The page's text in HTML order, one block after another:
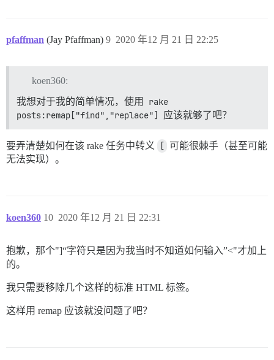
pfaffman (Jay Pfaffman) 2020 年12 月 21 日 22:25
9
koen360:
我想对于我的简单情况，使用
rake
posts:remap["find","replace"]
应该就够了吧？
要弄清楚如何在该 rake 任务中转义 [ 可能很棘手（甚至可能
无法实现）。
koen360 2020 年12 月 21 日 22:31
10
抱歉，那个"]“字符只是因为我当时不知道如何输入”<"才加上
的。
我只需要移除几个这样的标准 HTML 标签。
这样用 remap 应该就没问题了吧？